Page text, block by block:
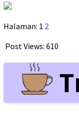
Halaman: 1 2
Post Views: 610